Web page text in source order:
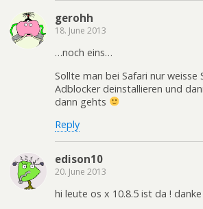
gerohh
18. June 2013
…noch eins…
Sollte man bei Safari nur
Adblocker deinstallieren und
dann gehts
Reply
edison10
20. June 2013
hi leute os x 10.8.5 ist da ! danke